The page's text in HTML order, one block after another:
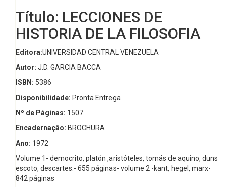
Título: LECCIONES DE
HISTORIA DE LA FILOSOFIA
Editora:UNIVERSIDAD CENTRAL VENEZUELA
Autor: J.D. GARCIA BACCA
ISBN: 5386
Disponibilidade: Pronta Entrega
Nº de Páginas: 1507
Encadernação: BROCHURA
Ano: 1972
Volume 1- democrito, platón ,aristóteles, tomás de aquino, duns
escoto, descartes.- 655 páginas- volume 2 -kant, hegel, marx-
842 páginas